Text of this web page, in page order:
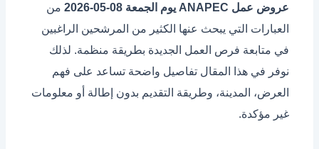
عروض عمل ANAPEC يوم الجمعة 08-05-2026
من
العبارات التي يبحث عنها الكثير من المرشحين الراغبين
في متابعة فرص العمل الجديدة بطريقة منظمة. لذلك
نوفر في هذا المقال تفاصيل واضحة تساعد على فهم
العرض، المدينة، وطريقة التقديم بدون إطالة أو معلومات
غير مؤكدة.